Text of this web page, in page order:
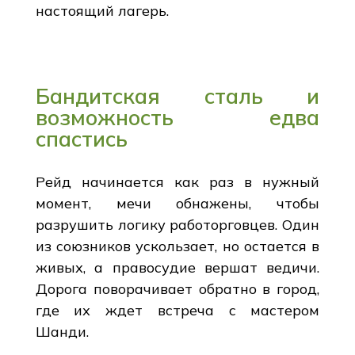
настоящий лагерь.
Бандитская сталь и
возможность едва
спастись
Рейд начинается как раз в нужный
момент, мечи обнажены, чтобы
разрушить логику работорговцев. Один
из союзников ускользает, но остается в
живых, а правосудие вершат ведичи.
Дорога поворачивает обратно в город,
где их ждет встреча с мастером
Шанди.